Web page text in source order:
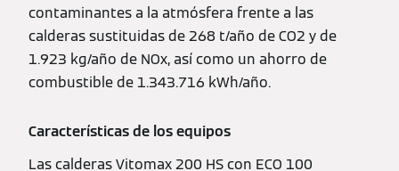
contaminantes a la atmósfera frente a las
calderas sustituidas de 268 t/año de CO2 y de
1.923 kg/año de NOx, así como un ahorro de
combustible de 1.343.716 kWh/año.
Características de los equipos
Las calderas Vitomax 200 HS con ECO 100